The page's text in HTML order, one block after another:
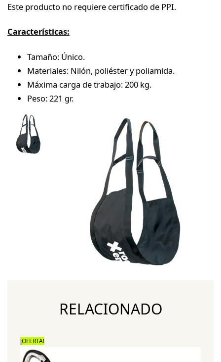
Este producto no requiere certificado de PPI.
Características:
Tamaño: Único.
Materiales: Nilón, poliéster y poliamida.
Máxima carga de trabajo: 200 kg.
Peso: 221 gr.
RELACIONADO
¡OFERTA!